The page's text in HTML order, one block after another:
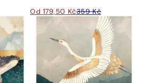
Od 179,50 Kč359 Kč